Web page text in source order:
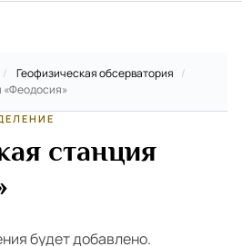
/ Геофизическая обсерватория /
«Феодосия»
станция
будет добавлено.